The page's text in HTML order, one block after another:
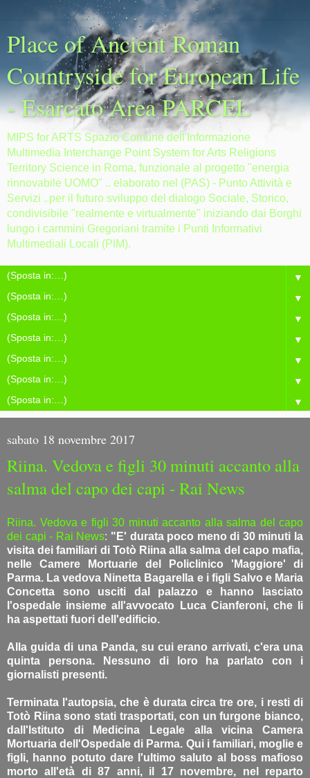
Place of Ancient Roman
Countryside for European Life
- Esarcato Area PARCEL
MIPS for ARTS Spazio Comune dell'Informazione
Multimedia Interchange Point System for Arts Religions
Territory Science in Roma, funzionale al progetto "energia
rinnovabile UOMO" .. elaborato nel (PAS) - Punto Attività e
Servizi ..per il futuro sviluppo del dialogo Sociale, Storico,
condivisibile "realmente e virtualmente" iniziando dai Borghi
lungo i cammini Gregoriani tramite i Punti Informativi
Multimediali Locali (PIM).
▼
▼
▼
▼
▼
▼
▼
sabato 18 novembre 2017
Riina. Vedova e figli 30 minuti accanto alla
salma del capo dei capi - Rai News
Riina. Vedova e figli 30 minuti accanto alla salma del capo
dei capi - Rai News: "E' durata poco meno di 30 minuti la
visita dei familiari di Totò Riina alla salma del capo mafia,
nelle Camere Mortuarie del Policlinico 'Maggiore' di
Parma. La vedova Ninetta Bagarella e i figli Salvo e Maria
Concetta sono usciti dal palazzo e hanno lasciato
l'ospedale insieme all'avvocato Luca Cianferoni, che li
ha aspettati fuori dell'edificio.
Alla guida di una Panda, su cui erano arrivati, c'era una
quinta persona. Nessuno di loro ha parlato con i
giornalisti presenti.
Terminata l'autopsia, che è durata circa tre ore, i resti di
Totò Riina sono stati trasportati, con un furgone bianco,
dall'Istituto di Medicina Legale alla vicina Camera
Mortuaria dell'Ospedale di Parma. Qui i familiari, moglie e
figli, hanno potuto dare l'ultimo saluto al boss mafioso
morto all'età di 87 anni, il 17 novembre, nel reparto